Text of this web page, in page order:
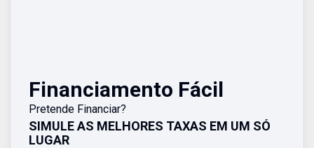
Financiamento Fácil
Pretende Financiar?
SIMULE AS MELHORES TAXAS EM UM SÓ
LUGAR